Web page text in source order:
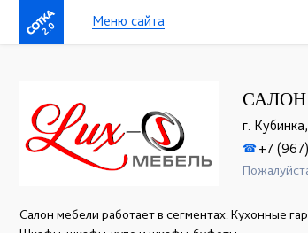
2.0 Меню сайта
г.
☎+7
Салон мебели работает в сегментах: Кухонные